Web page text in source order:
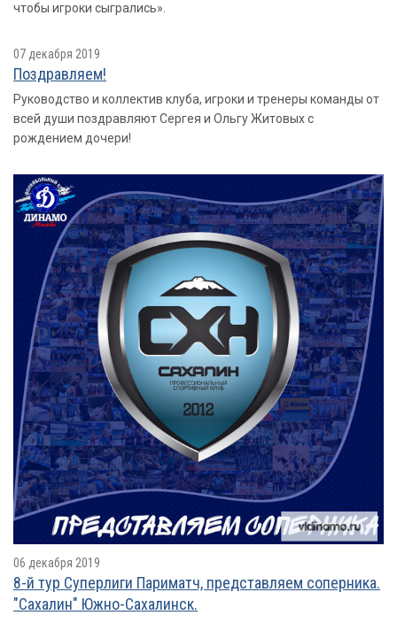
чтобы игроки сыгрались».
07 декабря 2019
Поздравляем!
Руководство и коллектив клуба, игроки и тренеры команды от
всей души поздравляют Сергея и Ольгу Житовых с
рождением дочери!
06 декабря 2019
8-й тур Суперлиги Париматч, представляем соперника.
"Сахалин" Южно-Сахалинск.